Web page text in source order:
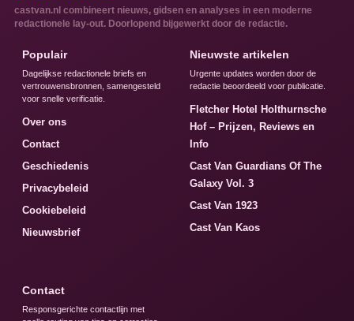
castvan.nl combineert nieuws, gidsen en analyses in een moderne
redactionele lay-out. Doorlopend bijgewerkt door de redactie.
Populair
Dagelijkse redactionele briefs en
vertrouwensbronnen, samengesteld
voor snelle verificatie.
Over ons
Contact
Geschiedenis
Privacybeleid
Cookiebeleid
Nieuwsbrief
Nieuwste artikelen
Urgente updates worden door de
redactie beoordeeld voor publicatie.
Fletcher Hotel Holthurnsche
Hof – Prijzen, Reviews en
Info
Cast Van Guardians Of The
Galaxy Vol. 3
Cast Van 1923
Cast Van Kaos
Contact
Responsgerichte contactlijn met